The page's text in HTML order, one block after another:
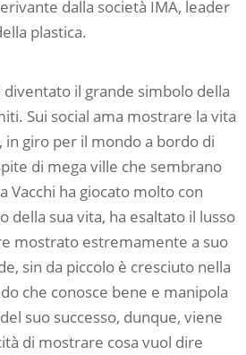
dalla società IMA, leader
plastica.
diventato il grande simbolo della
Sui social ama mostrare la vita
in giro per il mondo a bordo di
di mega ville che sembrano
Vacchi ha giocato molto con
della sua vita, ha esaltato il lusso
mostrato estremamente a suo
sin da piccolo è cresciuto nella
che conosce bene e manipola
suo successo, dunque, viene
di mostrare cosa vuol dire